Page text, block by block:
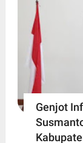
Genjot